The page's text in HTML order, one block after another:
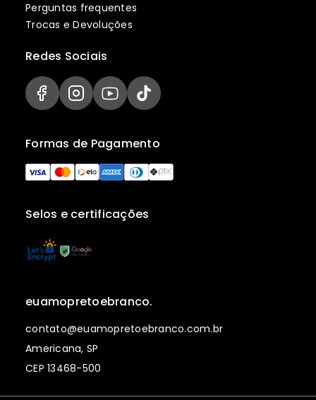
Perguntas frequentes
Trocas e Devoluções
Selos e certificações
Formas de Pagamento
Redes Sociais
euamopretoebranco.
contato@euamopretoebranco.com.br
Americana, SP
CEP 13468-500